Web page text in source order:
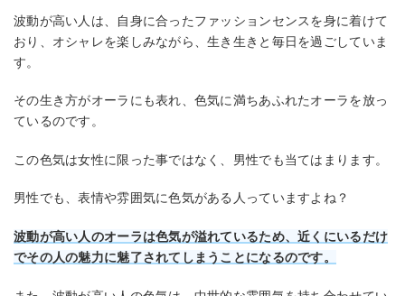
波動が高い人は、自身に合ったファッションセンスを身に着けて
おり、オシャレを楽しみながら、生き生きと毎日を過ごしていま
す。
その生き方がオーラにも表れ、色気に満ちあふれたオーラを放っ
ているのです。
この色気は女性に限った事ではなく、男性でも当てはまります。
男性でも、表情や雰囲気に色気がある人っていますよね？
波動が高い人のオーラは色気が溢れているため、近くにいるだけ
でその人の魅力に魅了されてしまうことになるのです。